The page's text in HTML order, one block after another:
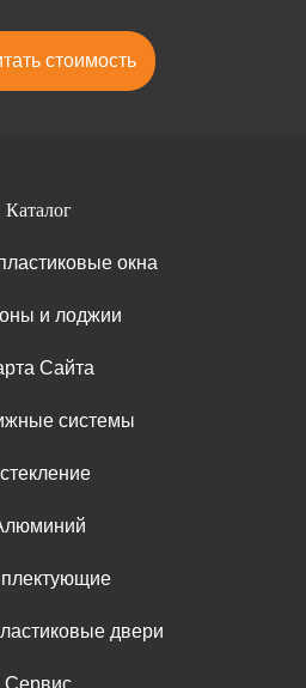
стоимость
Каталог
окна
и лоджии
Сайта
системы
двери